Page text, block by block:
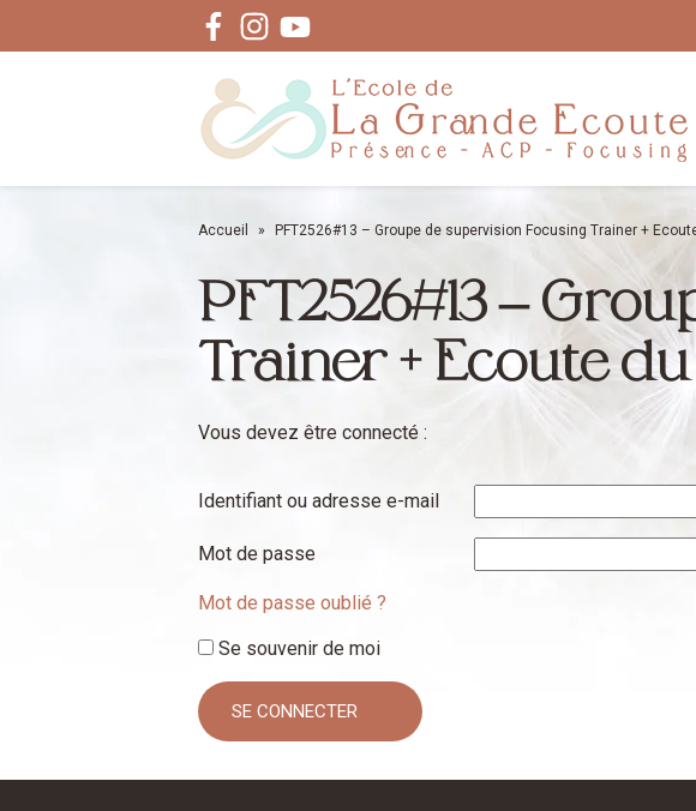
FacebookInstagram
Youtube
Accueil » PFT2526#13 – Groupe de supervision Focusing Trainer +
PFT2526#13 –
Trainer + Ecoute
Vous devez être connecté :
Identifiant ou adresse e-mail
Mot de passe
Mot de passe oublié ?
Se souvenir de moi